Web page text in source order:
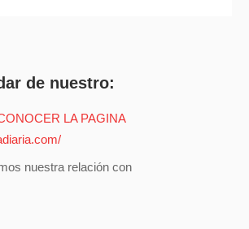
de nuestro:
nuestra relación con